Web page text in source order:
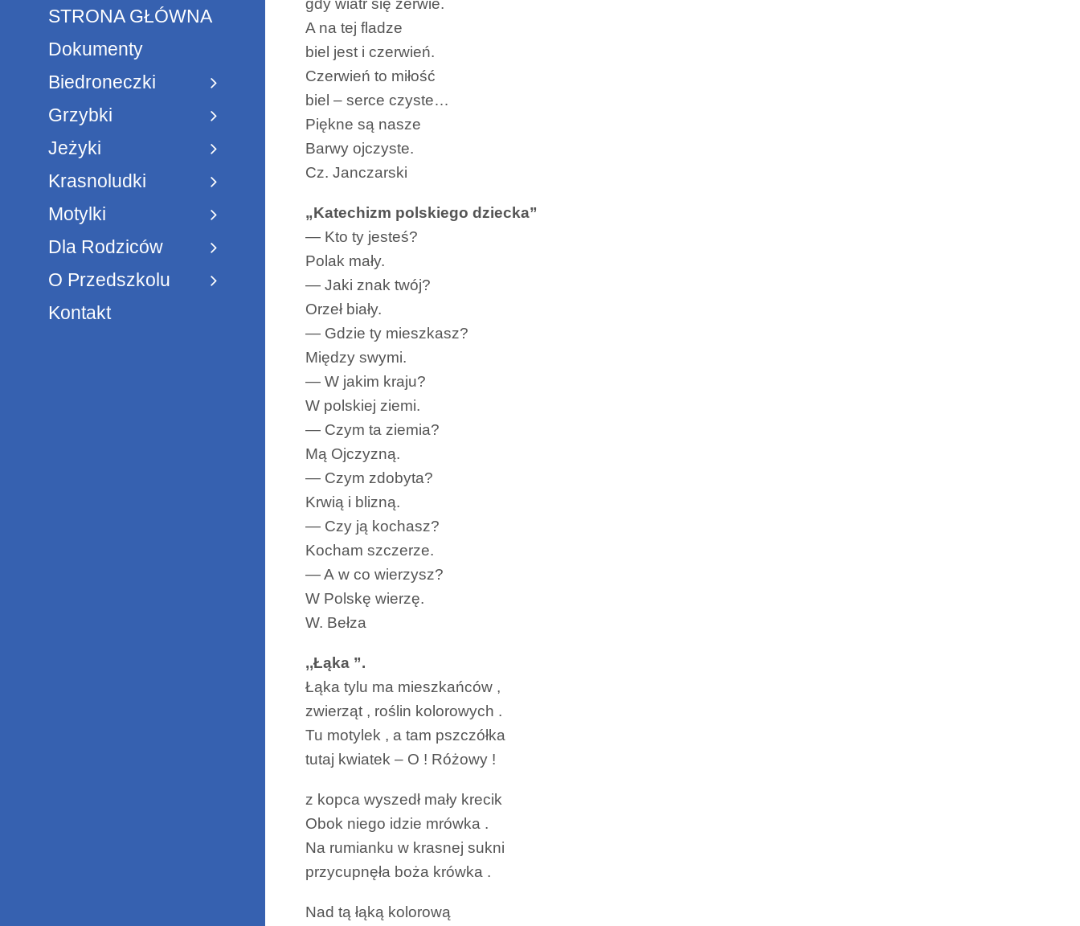
STRONA GŁÓWNA
Dokumenty
Biedroneczki
Grzybki
Jeżyki
Krasnoludki
Motylki
Dla Rodziców
O Przedszkolu
Kontakt
gdy wiatr się zerwie.
A na tej fladze
biel jest i czerwień.
Czerwień to miłość
biel – serce czyste…
Piękne są nasze
Barwy ojczyste.
Cz. Janczarski
„Katechizm polskiego dziecka”
— Kto ty jesteś?
Polak mały.
— Jaki znak twój?
Orzeł biały.
— Gdzie ty mieszkasz?
Między swymi.
— W jakim kraju?
W polskiej ziemi.
— Czym ta ziemia?
Mą Ojczyzną.
— Czym zdobyta?
Krwią i blizną.
— Czy ją kochasz?
Kocham szczerze.
— A w co wierzysz?
W Polskę wierzę.
W. Bełza
,,Łąka ”.
Łąka tylu ma mieszkańców ,
zwierząt , roślin kolorowych .
Tu motylek , a tam pszczółka
tutaj kwiatek – O ! Różowy !
z kopca wyszedł mały krecik
Obok niego idzie mrówka .
Na rumianku w krasnej sukni
przycupnęła boża krówka .
Nad tą łąką kolorową